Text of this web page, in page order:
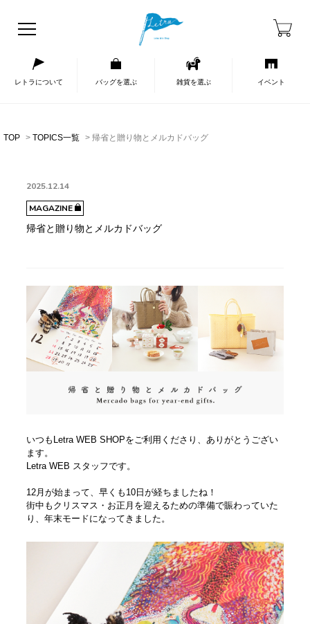
レトラについて バッグを選ぶ 雑貨を選ぶ イベント
TOP TOPICS一覧 帰省と贈り物とメルカドバッグ
2025.12.14
MAGAZINE
帰省と贈り物とメルカドバッグ
いつもLetra WEB SHOPをご利用くださり、ありがとうござい
ます。
Letra WEB スタッフです。
12月が始まって、早くも10日が経ちましたね！
街中もクリスマス・お正月を迎えるための準備で賑わっていた
り、年末モードになってきました。